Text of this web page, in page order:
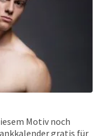
Motiv noch
gratis für